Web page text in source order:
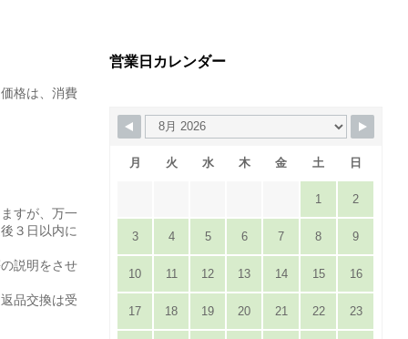
格は、消費
すが、万一
３日以内に
説明をさせ
品交換は受
営業日カレンダー
月 火 水 木 金 土 日
1 2
3 4 5 6 7 8 9
10 11 12 13 14 15 16
17 18 19 20 21 22 23